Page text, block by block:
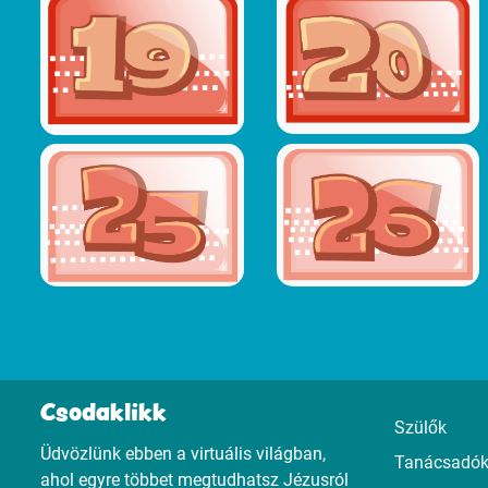
Csodaklikk
Üdvözlünk ebben a virtuális világban,
ahol egyre többet megtudhatsz Jézusról
Szülők
Tanácsadók